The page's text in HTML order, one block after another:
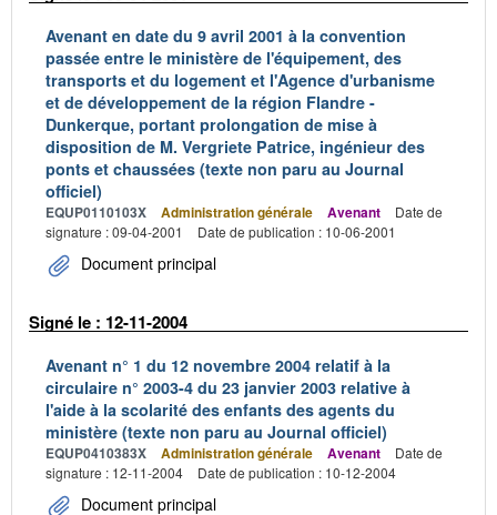
Avenant en date du 9 avril 2001 à la convention
passée entre le ministère de l'équipement, des
transports et du logement et l'Agence d'urbanisme
et de développement de la région Flandre -
Dunkerque, portant prolongation de mise à
disposition de M. Vergriete Patrice, ingénieur des
ponts et chaussées (texte non paru au Journal
officiel)
EQUP0110103X Administration générale Avenant
Date de
signature : 09-04-2001
Date de publication : 10-06-2001
Document principal
Signé le : 12-11-2004
Avenant n° 1 du 12 novembre 2004 relatif à la
circulaire n° 2003-4 du 23 janvier 2003 relative à
l'aide à la scolarité des enfants des agents du
ministère (texte non paru au Journal officiel)
EQUP0410383X Administration générale Avenant
Date de
signature : 12-11-2004
Date de publication : 10-12-2004
Document principal